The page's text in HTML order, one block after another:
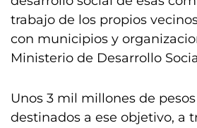
trabajo de los propios
con municipios y
Ministerio de Desarrollo
Unos 3 mil millones de
destinados a ese objetivo, a